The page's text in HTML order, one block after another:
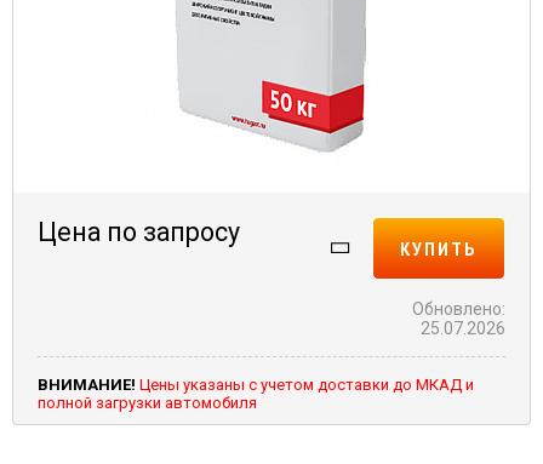
Цена по запросу
КУПИТЬ
Обновлено:
25.07.2026
ВНИМАНИЕ! Цены указаны с учетом доставки до МКАД и
полной загрузки автомобиля